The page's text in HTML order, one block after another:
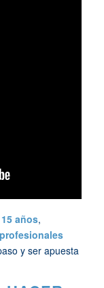
años,
profesionales
y ser apuesta